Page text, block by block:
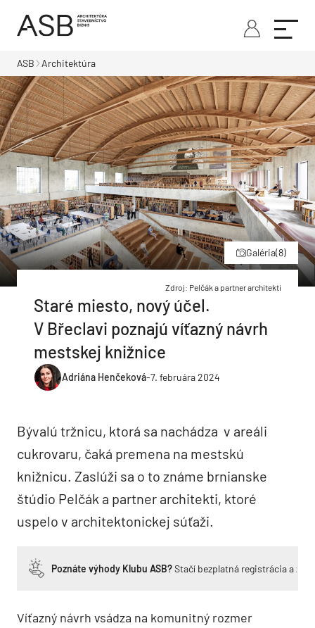
ASB Architektúra
Galéria(8)
Zdroj: Pelčák a partner architekti
Staré miesto, nový účel.
V Břeclavi poznajú víťazný návrh
mestskej knižnice
Adriána Henčeková-7. februára 2024
Bývalú tržnicu, ktorá sa nachádza v areáli
cukrovaru, čaká premena na mestskú
knižnicu. Zaslúži sa o to známe brnianske
štúdio Pelčák a partner architekti, ktoré
uspelo v architektonickej súťaži.
Poznáte výhody Klubu ASB?Stačí bezplatná registrácia a
Víťazný návrh vsádza na komunitný rozmer